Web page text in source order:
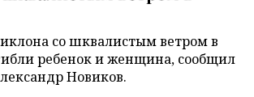
со шквалистым ветром в
ребенок и женщина, сообщил
Новиков.